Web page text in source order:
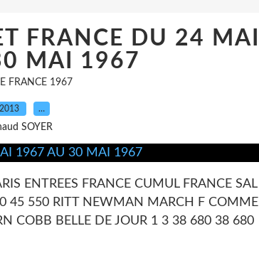
FRANCE DU 24 MAI
MAI 1967
FRANCE 1967
…
SOYER
ENTREES FRANCE CUMUL FRANCE SAL
45 550 RITT NEWMAN MARCH F COMME
COBB BELLE DE JOUR 1 3 38 680 38 680